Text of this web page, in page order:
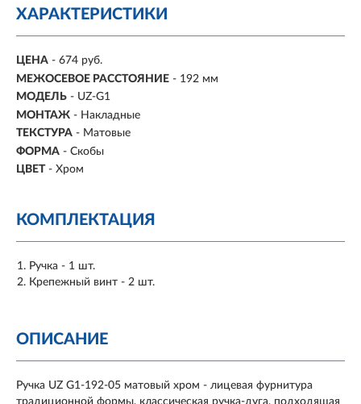
ХАРАКТЕРИСТИКИ
ЦЕНА - 674 руб.
МЕЖОСЕВОЕ РАССТОЯНИЕ - 192 мм
МОДЕЛЬ - UZ-G1
МОНТАЖ - Накладные
ТЕКСТУРА - Матовые
ФОРМА - Скобы
ЦВЕТ - Хром
КОМПЛЕКТАЦИЯ
Ручка - 1 шт.
Крепежный винт - 2 шт.
ОПИСАНИЕ
Ручка UZ G1-192-05 матовый хром - лицевая фурнитура
традиционной формы, классическая ручка-дуга, подходящая